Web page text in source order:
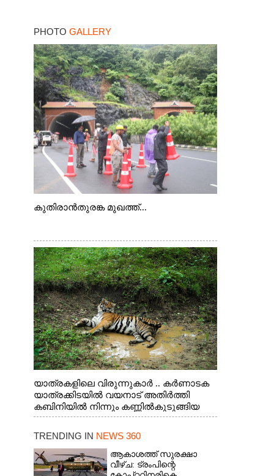
PHOTO GALLERY
കുതിരാൻതുരങ്ക മുഖത്ത്...
യാത്രകളിലെ വിരുന്നുകാർ .. കർണാടക
യാത്രക്കിടയിൽ വയനാട് അതിർത്തി
കബിനിയിൽ നിന്നും കണ്ണിൽകുടുങ്ങിയ
കടുവ.
TRENDING IN NEWS 360
ആകാശത്ത് സുരക്ഷാ
വീഴ്‌ച: ട്രംപിന്റെ